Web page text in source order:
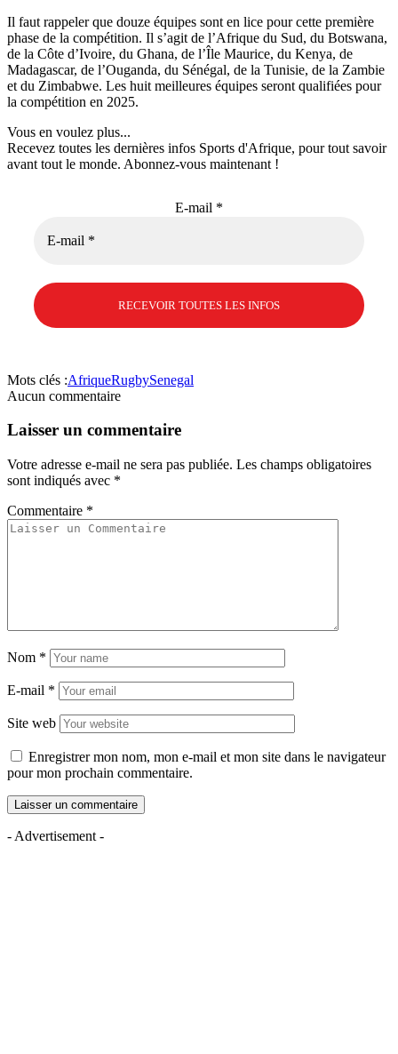
Il faut rappeler que douze équipes sont en lice pour cette première
phase de la compétition. Il s’agit de l’Afrique du Sud, du Botswana,
de la Côte d’Ivoire, du Ghana, de l’Île Maurice, du Kenya, de
Madagascar, de l’Ouganda, du Sénégal, de la Tunisie, de la Zambie
et du Zimbabwe. Les huit meilleures équipes seront qualifiées pour
la compétition en 2025.
Vous en voulez plus...
Recevez toutes les dernières infos Sports d'Afrique, pour tout savoir
avant tout le monde. Abonnez-vous maintenant !
E-mail *
Mots clés :AfriqueRugbySenegal
Aucun commentaire
Laisser un commentaire
Votre adresse e-mail ne sera pas publiée. Les champs obligatoires
sont indiqués avec *
Commentaire *
Nom *
E-mail *
Site web
Enregistrer mon nom, mon e-mail et mon site dans le navigateur
pour mon prochain commentaire.
- Advertisement -